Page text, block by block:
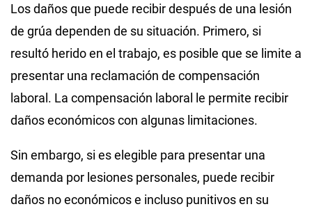
Los daños que puede recibir después de una lesión
de grúa dependen de su situación. Primero, si
resultó herido en el trabajo, es posible que se limite a
presentar una reclamación de compensación
laboral. La compensación laboral le permite recibir
daños económicos con algunas limitaciones.
Sin embargo, si es elegible para presentar una
demanda por lesiones personales, puede recibir
daños no económicos e incluso punitivos en su